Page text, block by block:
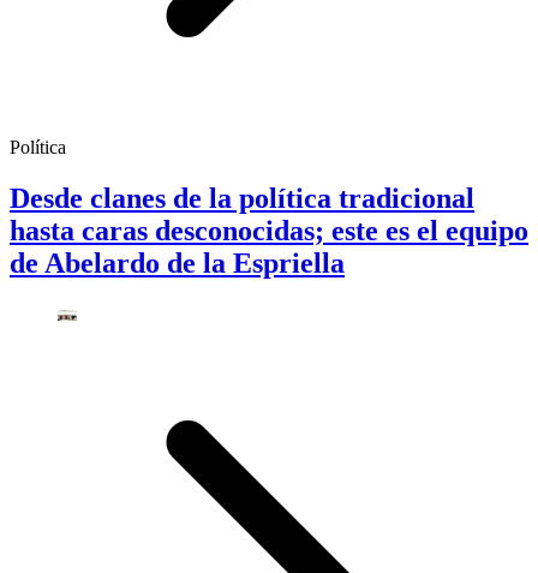
Política
Desde clanes de la política tradicional
hasta caras desconocidas; este es el equipo
de Abelardo de la Espriella